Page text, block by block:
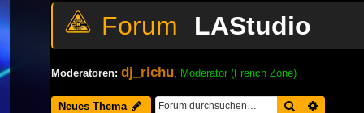
LAStudio
Moderatoren: dj_richu Moderator (French Zone)
Neues Thema Suche